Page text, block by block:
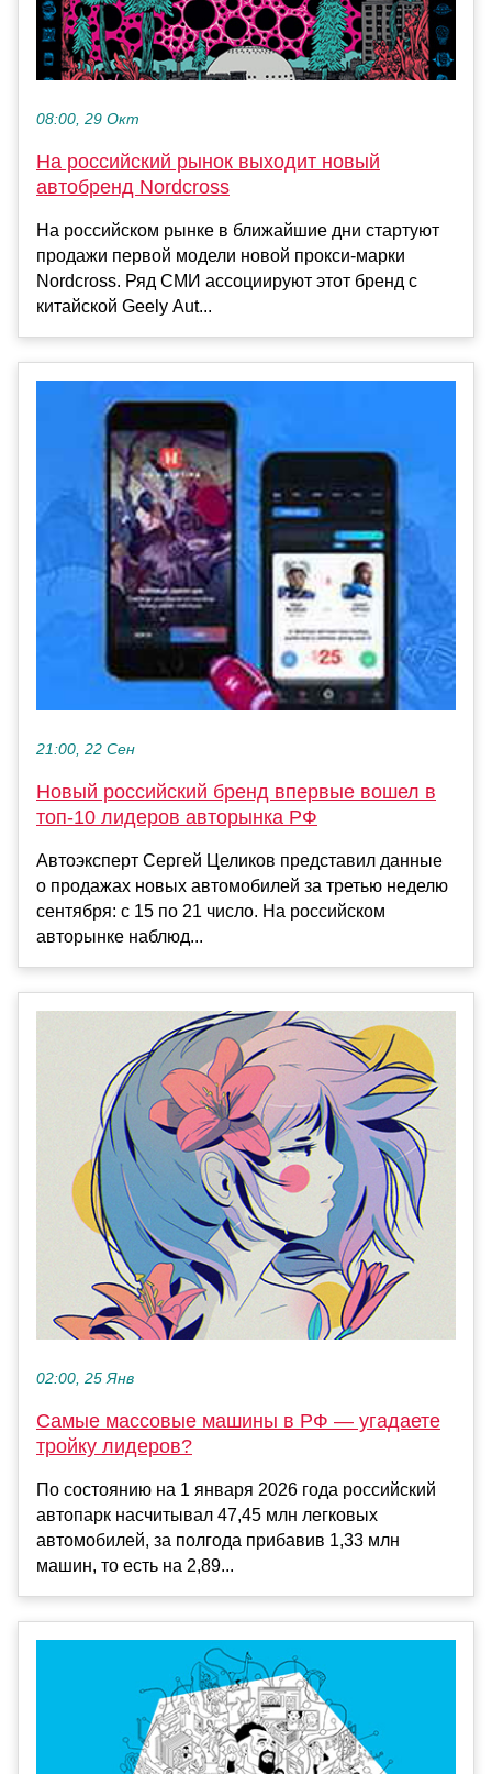
08:00, 29 Окт
На российский рынок выходит новый
автобренд Nordcross
На российском рынке в ближайшие дни стартуют
продажи первой модели новой прокси-марки
Nordcross. Ряд СМИ ассоциируют этот бренд с
китайской Geely Aut...
21:00, 22 Сен
Новый российский бренд впервые вошел в
топ-10 лидеров авторынка РФ
Автоэксперт Сергей Целиков представил данные
о продажах новых автомобилей за третью неделю
сентября: с 15 по 21 число. На российском
авторынке наблюд...
02:00, 25 Янв
Самые массовые машины в РФ — угадаете
тройку лидеров?
По состоянию на 1 января 2026 года российский
автопарк насчитывал 47,45 млн легковых
автомобилей, за полгода прибавив 1,33 млн
машин, то есть на 2,89...